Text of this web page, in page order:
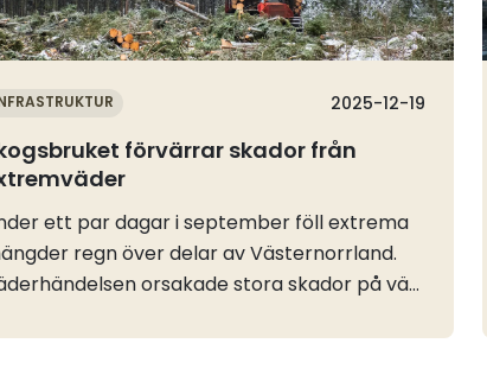
2025-12-19
förvärrar skador från
ett par dagar i september föll extrema
regn över delar av Västernorrland.
orsakade stora skador på väg
kommit fram till att åtgärder